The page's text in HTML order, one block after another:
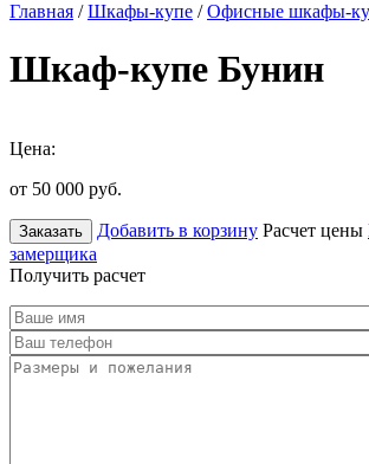
Главная /Шкафы-купе /Офисные шкафы-
Шкаф-купе Бунин
Цена:
от 50 000 руб.
Заказать Добавить в корзину Расчет цены
замерщика
Получить расчет